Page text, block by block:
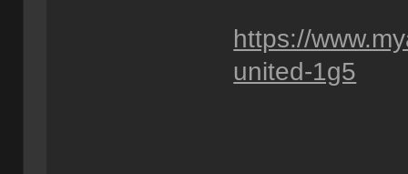
https://
united-1g5